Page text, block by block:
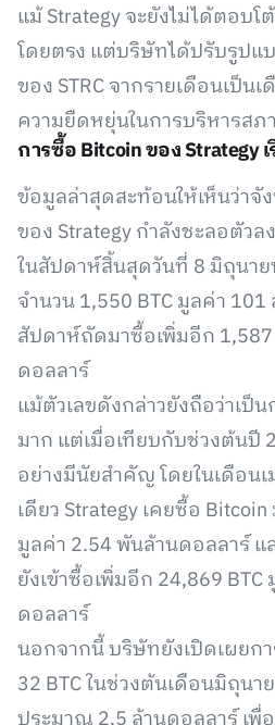
แม้ Strategy จะยังไม่ได้ตอบโ
โดยตรง แต่บริษัทได้ปรับรูปแ
ของ STRC จากรายเดือนเป็น
ความยืดหยุ่นในการบริหารส
การซื้อ Bitcoin ของ Strategy
ข้อมูลล่าสุดสะท้อนให้เห็นว่าจั
ของ Strategy กำลังชะลอตัวล
ในสัปดาห์สิ้นสุดวันที่ 8 มิถุนา
จำนวน 1,550 BTC มูลค่า
สัปดาห์ถัดมาซื้อเพิ่มอีก 1,587
ดอลลาร์
แม้ตัวเลขดังกล่าวยังถือว่าเป็
มาก แต่เมื่อเทียบกับช่วงต้นปี
อย่างมีนัยสำคัญ โดยในเดือน
เดียว Strategy เคยซื้อ
มูลค่า 2.54 พันล้านดอลลาร์
ยังเข้าซื้อเพิ่มอีก 24,869
ดอลลาร์
นอกจากนี้ บริษัทยังเปิดเผยก
32 BTC ในช่วงต้นเดือนมิถุน